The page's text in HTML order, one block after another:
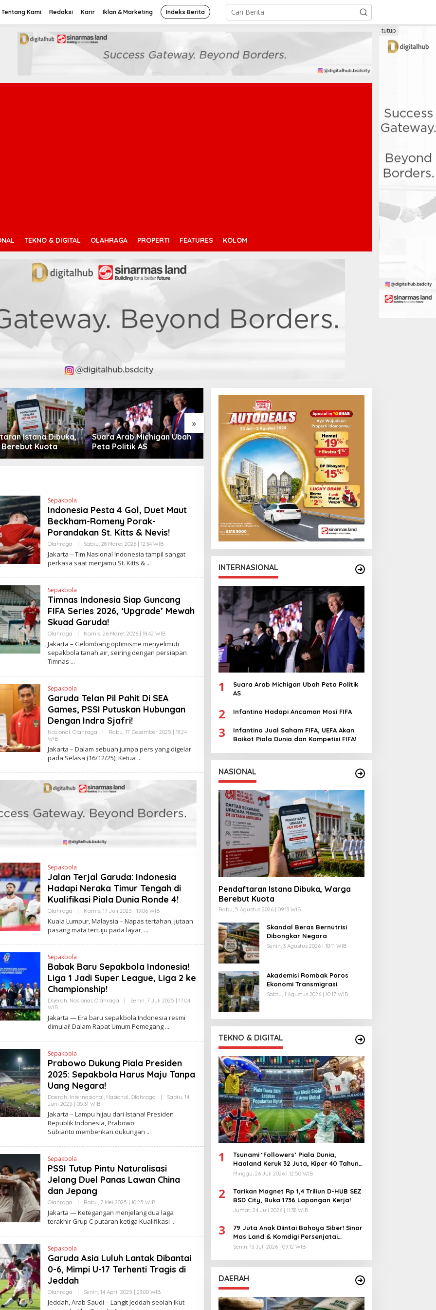
Tentang Kami Redaksi Karir Iklan & Marketing Indeks Berita
TEKNO & DIGITAL OLAHRAGA PROPERTI FEATURES KOLOM
tutup
»
Istana Dibuka,
Kuota
Suara Arab Michigan Ubah
Peta Politik AS
Debut Manis Jeremy
Monga Bersama
Manchester City
Sepakbola
Indonesia Pesta 4 Gol, Duet Maut
Beckham-Romeny Porak-
Porandakan St. Kitts & Nevis!
Olahraga | Sabtu, 28 Maret 2026 | 12:34 WIBO
E
E
R
A
N
S
I
N
Jakarta – Tim Nasional Indonesia tampil sangat
perkasa saat menjamu St. Kitts &
Sepakbola
Timnas Indonesia Siap Guncang
FIFA Series 2026, ‘Upgrade’ Mewah
Skuad Garuda!
Olahraga | Kamis, 26 Maret 2026 | 18:42 WIBO
L
E
H
N
A
N
E
L
I
K
Jakarta – Gelombang optimisme menyelimuti
sepakbola tanah air, seiring dengan persiapan
Timnas
Sepakbola
Garuda Telan Pil Pahit Di SEA
Games, PSSI Putuskan Hubungan
Dengan Indra Sjafri!
Nasional, Olahraga |
Rabu, 17 Desember 2025 | 18:24
WIBO
E
H
V
I
T
O
Jakarta – Dalam sebuah jumpa pers yang digelar
pada Selasa (16/12/25), Ketua
Sepakbola
Jalan Terjal Garuda: Indonesia
Hadapi Neraka Timur Tengah di
Kualifikasi Piala Dunia Ronde 4!
Olahraga Kamis, 17 Juli 2025 | 19:06 WIBO
L
E
E
R
N
S
N
K
Kuala Lumpur, Malaysia – Napas tertahan, jutaan
pasang mata tertuju pada layar,
Sepakbola
Babak Baru Sepakbola Indonesia!
Liga 1 Jadi Super League, Liga 2 ke
Championship!
Daerah, Nasional, Olahraga
Senin, 7 Juli 2025 | 17:04
WIBO
E
H
E
D
R
N
E
W
S
L
N
K
Jakarta — Era baru sepakbola Indonesia resmi
dimulai! Dalam Rapat Umum Pemegang
Sepakbola
Prabowo Dukung Piala Presiden
2025: Sepakbola Harus Maju Tanpa
Uang Negara!
Daerah, Internasional, Nasional, Olahraga
Sabtu, 14
Juni 2025 | 05:31 WIBO
L
E
H
Y
N
N
E
W
I
N
K
Jakarta – Lampu hijau dari Istana! Presiden
Republik Indonesia, Prabowo
Subianto memberikan dukungan
Sepakbola
PSSI Tutup Pintu Naturalisasi
Jelang Duel Panas Lawan China
dan Jepang
Olahraga Rabu, 7 Mei 2025 | 10:25 WIBO
E
H
A
E
L
N
Jakarta — Ketegangan menjelang dua laga
terakhir Grup C putaran ketiga Kualifikasi
Sepakbola
Garuda Asia Luluh Lantak Dibantai
0-6, Mimpi U-17 Terhenti Tragis di
Jeddah
Olahraga Senin, 14 April 2025 | 23:00 WIBO
E
Jeddah, Arab Saudi – Langit Jeddah seolah ikut
INTERNASIONAL
1
Suara Arab Michigan Ubah Peta Politik
AS
2 Infantino Hadapi Ancaman Mosi FIFA
3
Infantino Jual Saham FIFA, UEFA Akan
Boikot Piala Dunia dan Kompetisi FIFA!
NASIONAL
Pendaftaran Istana Dibuka, Warga
Berebut Kuota
Rabu, 5 Agustus 2026 | 09:13 WIB
Skandal Beras Bernutrisi
Dibongkar Negara
Senin, 3 Agustus 2026 | 10:11 WIB
Akademisi Rombak Poros
Ekonomi Transmigrasi
Sabtu, 1 Agustus 2026 | 10:17 WIB
TEKNO & DIGITAL
1
Tsunami ‘Followers’ Piala Dunia,
Haaland Keruk 32 Juta, Kiper 40 Tahun
Bikin Geger!
Minggu, 26 Juli 2026 | 12:50 WIB
2
Tarikan Magnet Rp 1,4 Triliun D-HUB SEZ
BSD City, Buka 1736 Lapangan Kerja!
Jumat, 24 Juli 2026 | 11:38 WIB
3
79 Juta Anak Diintai Bahaya Siber! Sinar
Mas Land & Komdigi Persenjatai
Ratusan Guru!
Senin, 13 Juli 2026 | 09:12 WIB
DAERAH